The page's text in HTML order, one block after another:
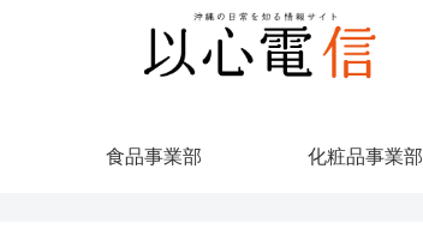
食品事業部 化粧品事業部